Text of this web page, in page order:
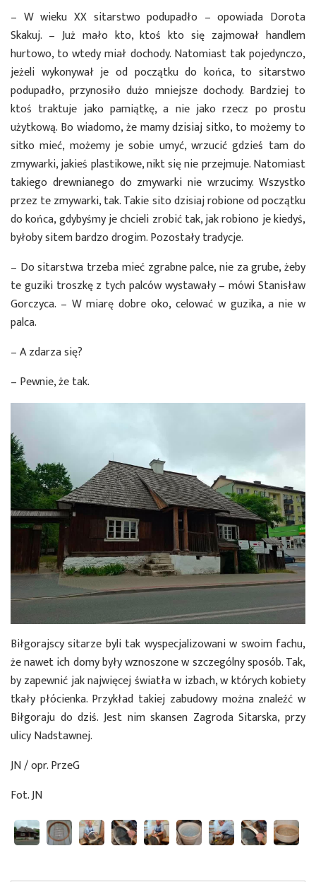
– W wieku XX sitarstwo podupadło – opowiada Dorota
Skakuj. – Już mało kto, ktoś kto się zajmował handlem
hurtowo, to wtedy miał dochody. Natomiast tak pojedynczo,
jeżeli wykonywał je od początku do końca, to sitarstwo
podupadło, przynosiło dużo mniejsze dochody. Bardziej to
ktoś traktuje jako pamiątkę, a nie jako rzecz po prostu
użytkową. Bo wiadomo, że mamy dzisiaj sitko, to możemy to
sitko mieć, możemy je sobie umyć, wrzucić gdzieś tam do
zmywarki, jakieś plastikowe, nikt się nie przejmuje. Natomiast
takiego drewnianego do zmywarki nie wrzucimy. Wszystko
przez te zmywarki, tak. Takie sito dzisiaj robione od początku
do końca, gdybyśmy je chcieli zrobić tak, jak robiono je kiedyś,
byłoby sitem bardzo drogim. Pozostały tradycje.
– Do sitarstwa trzeba mieć zgrabne palce, nie za grube, żeby
te guziki troszkę z tych palców wystawały – mówi Stanisław
Gorczyca. – W miarę dobre oko, celować w guzika, a nie w
palca.
– A zdarza się?
– Pewnie, że tak.
Biłgorajscy sitarze byli tak wyspecjalizowani w swoim fachu,
że nawet ich domy były wznoszone w szczególny sposób. Tak,
by zapewnić jak najwięcej światła w izbach, w których kobiety
tkały płócienka. Przykład takiej zabudowy można znaleźć w
Biłgoraju do dziś. Jest nim skansen Zagroda Sitarska, przy
ulicy Nadstawnej.
JN / opr. PrzeG
Fot. JN